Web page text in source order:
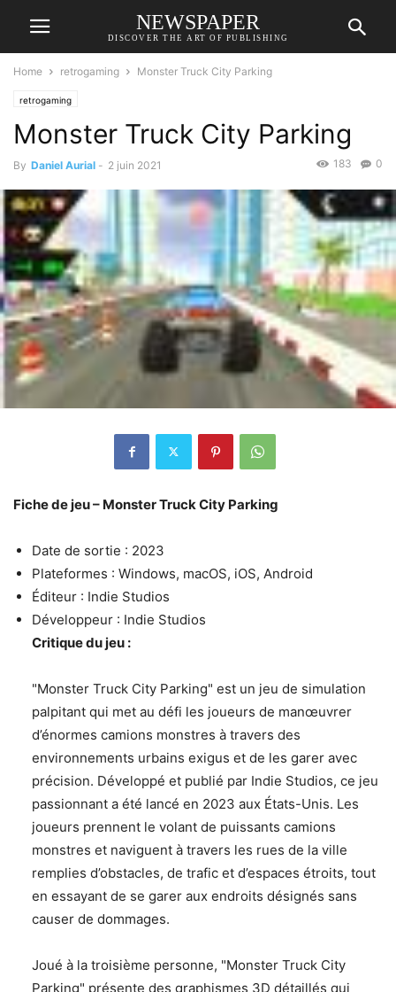
NEWSPAPER
DISCOVER THE ART OF PUBLISHING
Home retrogaming Monster Truck City Parking
retrogaming
Monster Truck City Parking
By Daniel Aurial - 2 juin 2021 0
183
Fiche de jeu – Monster Truck City Parking
Date de sortie : 2023
Plateformes : Windows, macOS, iOS, Android
Éditeur : Indie Studios
Développeur : Indie Studios
Critique du jeu :
"Monster Truck City Parking" est un jeu de simulation
palpitant qui met au défi les joueurs de manœuvrer
d’énormes camions monstres à travers des
environnements urbains exigus et de les garer avec
précision. Développé et publié par Indie Studios, ce jeu
passionnant a été lancé en 2023 aux États-Unis. Les
joueurs prennent le volant de puissants camions
monstres et naviguent à travers les rues de la ville
remplies d’obstacles, de trafic et d’espaces étroits, tout
en essayant de se garer aux endroits désignés sans
causer de dommages.
Joué à la troisième personne, "Monster Truck City
Parking" présente des graphismes 3D détaillés qui